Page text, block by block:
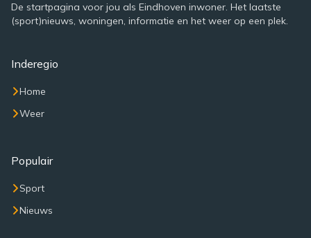
De startpagina voor jou als Eindhoven inwoner. Het laatste
(sport)nieuws, woningen, informatie en het weer op een plek.
Inderegio
Home
Weer
Populair
Sport
Nieuws